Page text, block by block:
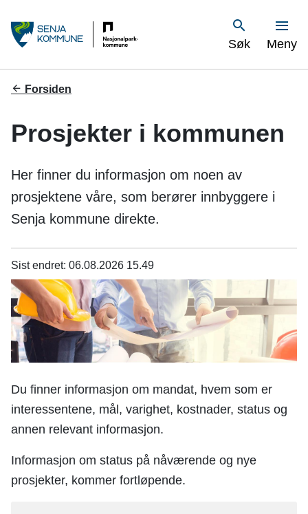
S
e
j
a
k
o
m
m
u
n
e
Søk Vis
Meny
Du
her:
Forsiden
Prosjekter i kommunen
Her finner du informasjon om noen av
prosjektene våre, som berører innbyggere i
Senja kommune direkte.
Sist endret 06.08.2026 15.49
Du finner informasjon om mandat, hvem som er
interessentene, mål, varighet, kostnader, status og
annen relevant informasjon.
Informasjon om status på nåværende og nye
prosjekter, kommer fortløpende.